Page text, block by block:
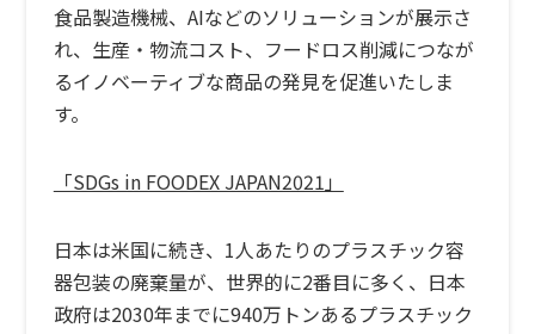
食品製造機械、AIなどのソリューションが展示さ
れ、生産・物流コスト、フードロス削減につなが
るイノベーティブな商品の発見を促進いたしま
す。
「SDGs in FOODEX JAPAN2021」
日本は米国に続き、1人あたりのプラスチック容
器包装の廃棄量が、世界的に2番目に多く、日本
政府は2030年までに940万トンあるプラスチック